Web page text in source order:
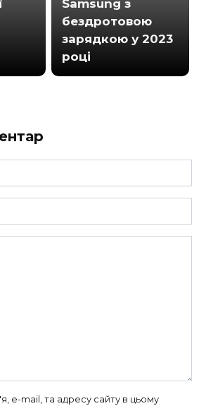
Samsung з
бездротовою
зарядкою у 2023
році
e-mail, та адресу сайту в цьому